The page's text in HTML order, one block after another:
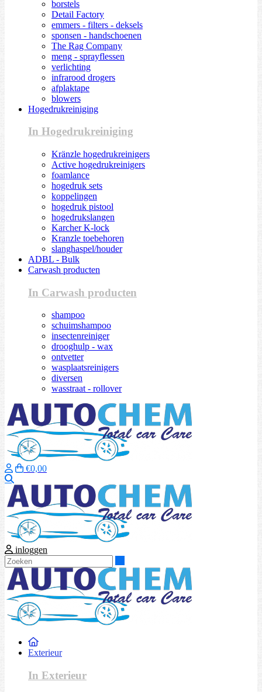
borstels
Detail Factory
emmers - filters - deksels
sponsen - handschoenen
The Rag Company
meng - sprayflessen
verlichting
infrarood drogers
afplaktape
blowers
Hogedrukreiniging
In Hogedrukreiniging
Kränzle hogedrukreinigers
Active hogedrukreinigers
foamlance
hogedruk sets
koppelingen
hogedruk pistool
hogedrukslangen
Karcher K-lock
Kranzle toebehoren
slanghaspel/houder
ADBL - Bulk
Carwash producten
In Carwash producten
shampoo
schuimshampoo
insectenreiniger
drooghulp - wax
ontvetter
wasplaatsreinigers
diversen
wasstraat - rollover
€0,00
inloggen
Exterieur
In Exterieur